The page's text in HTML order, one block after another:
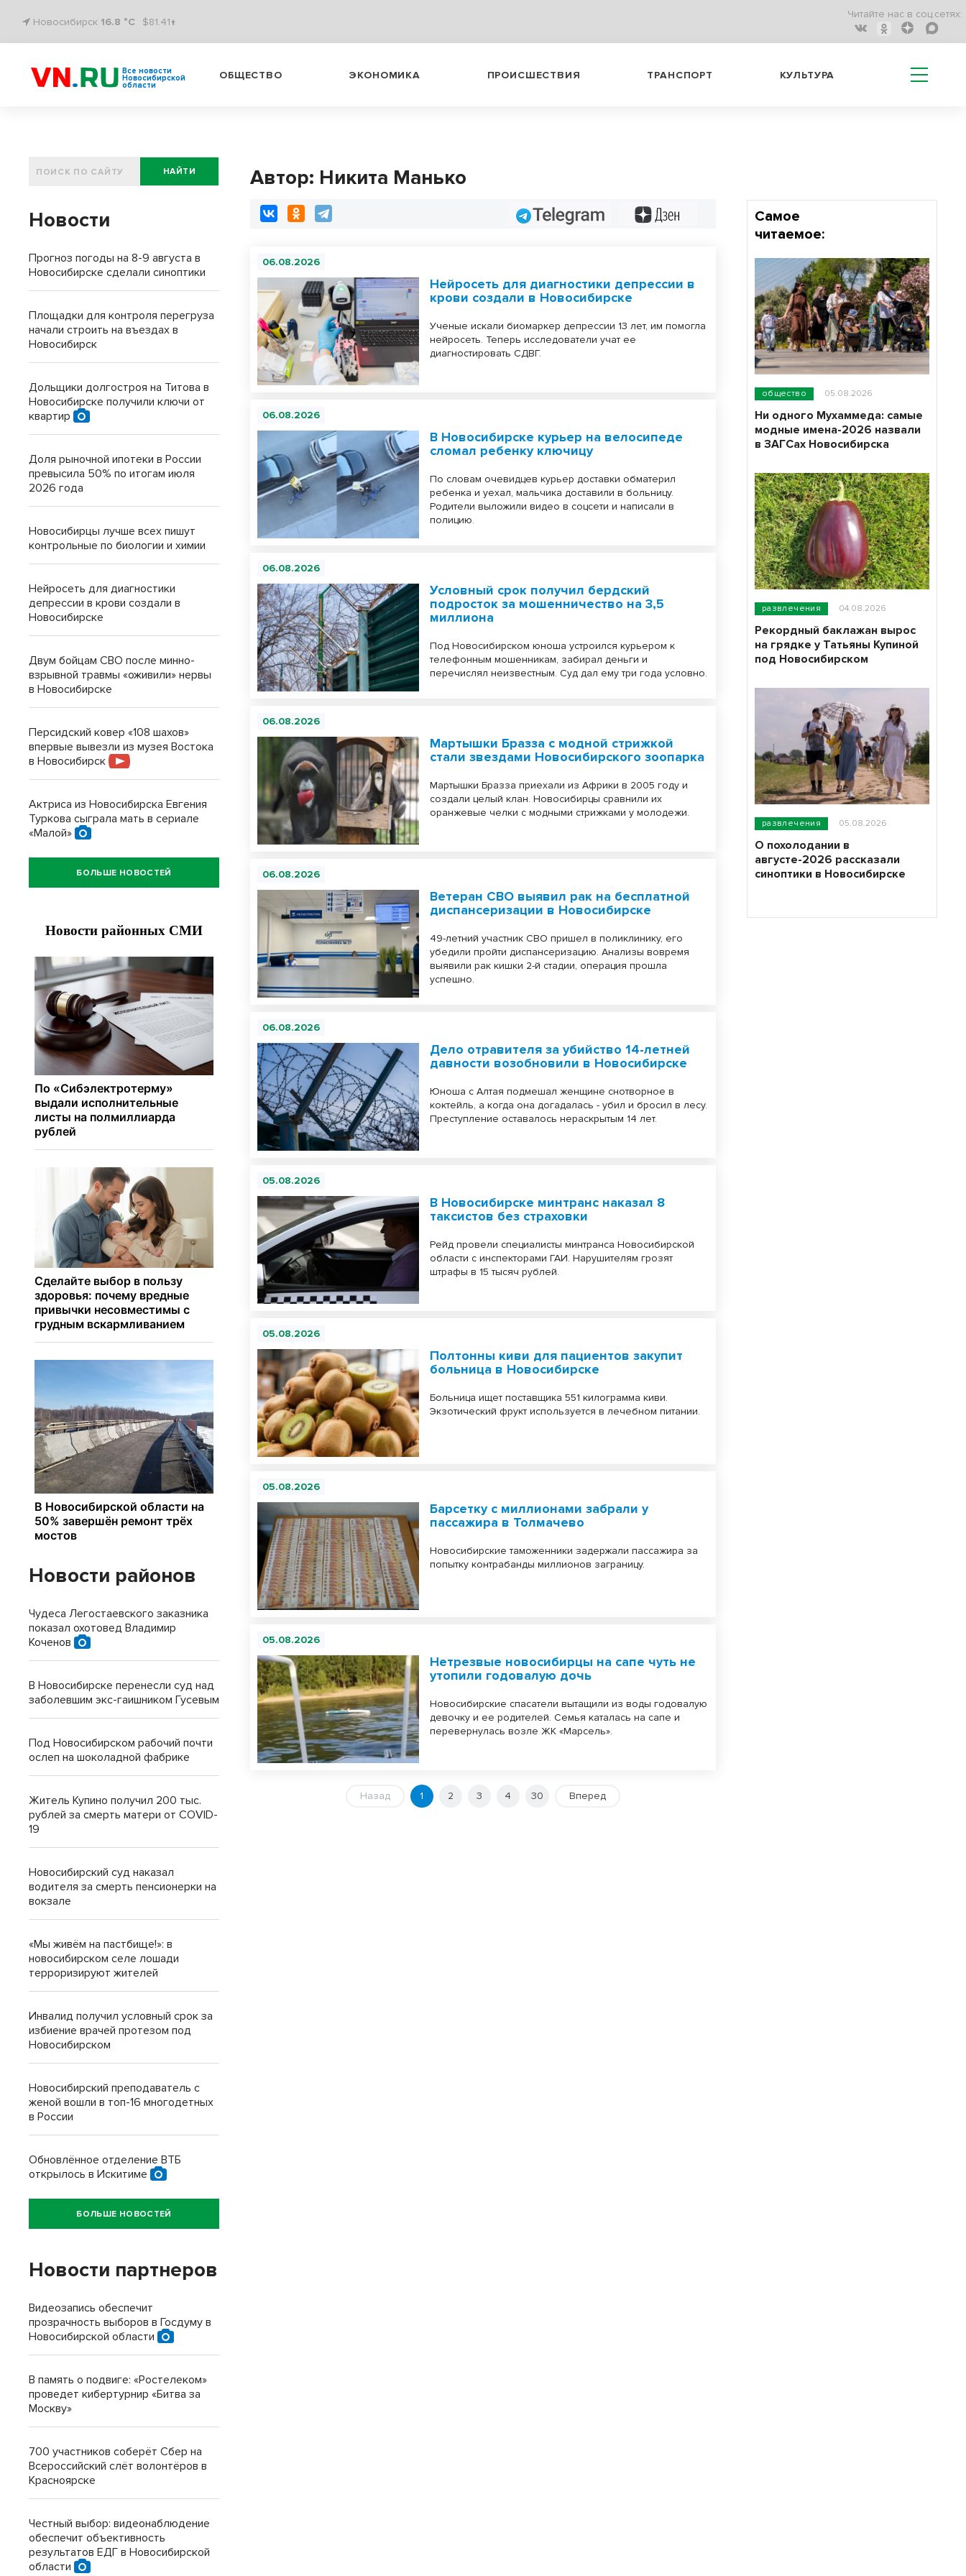
Новосибирск 16.8 °C $81.41↑
Читайте нас в соц.сетях:
Все новости
Новосибирской
области
ОБЩЕСТВО ЭКОНОМИКА ПРОИСШЕСТВИЯ ТРАНСПОРТ КУЛЬТУРА
Автор: Никита Манько
Telegram
06.08.2026
Нейросеть для диагностики депрессии в
крови создали в Новосибирске
Ученые искали биомаркер депрессии 13 лет, им помогла
нейросеть. Теперь исследователи учат ее
диагностировать СДВГ.
06.08.2026
В Новосибирске курьер на велосипеде
сломал ребенку ключицу
По словам очевидцев курьер доставки обматерил
ребенка и уехал, мальчика доставили в больницу.
Родители выложили видео в соцсети и написали в
полицию.
06.08.2026
Условный срок получил бердский
подросток за мошенничество на 3,5
миллиона
Под Новосибирском юноша устроился курьером к
телефонным мошенникам, забирал деньги и
перечислял неизвестным. Суд дал ему три года условно.
06.08.2026
Мартышки Бразза с модной стрижкой
стали звездами Новосибирского зоопарка
Мартышки Бразза приехали из Африки в 2005 году и
создали целый клан. Новосибирцы сравнили их
оранжевые челки с модными стрижками у молодежи.
06.08.2026
Ветеран СВО выявил рак на бесплатной
диспансеризации в Новосибирске
49-летний участник СВО пришел в поликлинику, его
убедили пройти диспансеризацию. Анализы вовремя
выявили рак кишки 2-й стадии, операция прошла
успешно.
06.08.2026
Дело отравителя за убийство 14-летней
давности возобновили в Новосибирске
Юноша с Алтая подмешал женщине снотворное в
коктейль, а когда она догадалась - убил и бросил в лесу.
Преступление оставалось нераскрытым 14 лет.
05.08.2026
В Новосибирске минтранс наказал 8
таксистов без страховки
Рейд провели специалисты минтранса Новосибирской
области с инспекторами ГАИ. Нарушителям грозят
штрафы в 15 тысяч рублей.
05.08.2026
Полтонны киви для пациентов закупит
больница в Новосибирске
Больница ищет поставщика 551 килограмма киви.
Экзотический фрукт используется в лечебном питании.
05.08.2026
Барсетку с миллионами забрали у
пассажира в Толмачево
Новосибирские таможенники задержали пассажира за
попытку контрабанды миллионов заграницу.
05.08.2026
Нетрезвые новосибирцы на сапе чуть не
утопили годовалую дочь
Новосибирские спасатели вытащили из воды годовалую
девочку и ее родителей. Семья каталась на сапе и
перевернулась возле ЖК «Марсель».
Назад 1 2 3 4 30 Вперед
НАЙТИ
Новости
Прогноз погоды на 8-9 августа в
Новосибирске сделали синоптики
Площадки для контроля перегруза
начали строить на въездах в
Новосибирск
Дольщики долгостроя на Титова в
Новосибирске получили ключи от
квартир
Доля рыночной ипотеки в России
превысила 50% по итогам июля
2026 года
Новосибирцы лучше всех пишут
контрольные по биологии и химии
Нейросеть для диагностики
депрессии в крови создали в
Новосибирске
Двум бойцам СВО после минно-
взрывной травмы «оживили» нервы
в Новосибирске
Персидский ковер «108 шахов»
впервые вывезли из музея Востока
в Новосибирск
Актриса из Новосибирска Евгения
Туркова сыграла мать в сериале
«Малой»
БОЛЬШЕ НОВОСТЕЙ
Новости районов
Чудеса Легостаевского заказника
показал охотовед Владимир
Коченов
В Новосибирске перенесли суд над
заболевшим экс-гаишником Гусевым
Под Новосибирском рабочий почти
ослеп на шоколадной фабрике
Житель Купино получил 200 тыс.
рублей за смерть матери от COVID-
19
Новосибирский суд наказал
водителя за смерть пенсионерки на
вокзале
«Мы живём на пастбище!»: в
новосибирском селе лошади
терроризируют жителей
Инвалид получил условный срок за
избиение врачей протезом под
Новосибирском
Новосибирский преподаватель с
женой вошли в топ-16 многодетных
в России
Обновлённое отделение ВТБ
открылось в Искитиме
БОЛЬШЕ НОВОСТЕЙ
Новости партнеров
Видеозапись обеспечит
прозрачность выборов в Госдуму в
Новосибирской области
В память о подвиге: «Ростелеком»
проведет кибертурнир «Битва за
Москву»
700 участников соберёт Сбер на
Всероссийский слёт волонтёров в
Красноярске
Честный выбор: видеонаблюдение
обеспечит объективность
результатов ЕДГ в Новосибирской
области
Самое
читаемое:
общество 05.08.2026
Ни одного Мухаммеда: самые
модные имена-2026 назвали
в ЗАГСах Новосибирска
развлечения 04.08.2026
Рекордный баклажан вырос
на грядке у Татьяны Купиной
под Новосибирском
развлечения 05.08.2026
О похолодании в
августе-2026 рассказали
синоптики в Новосибирске